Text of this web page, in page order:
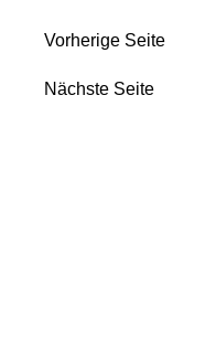
Vorherige Seite
Nächste Seite